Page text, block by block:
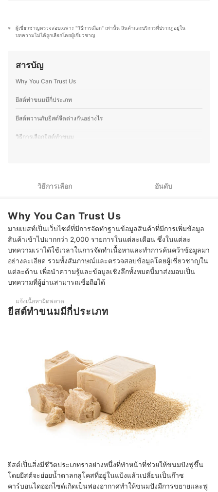
Biscuit จากเปลือกกาแฟ เพื่อลดขยะในอุตสาหกรรมกาแฟ
คุณอุ๊ยจึงมีความเชี่ยวชาญในการผสานศาสตร์ของจุล
ประวัติของ พีรภัทร ศรีทอง (อุ๊ย)
การโรงแรมจากมหาวิทยาลัยเนชั่น ยังส่งเสริมให้คุณพีทเข้าใจ
ศาสตร์ของอาหารและเครื่องดื่ม รวมถึงการสร้างประสบการณ์
อาหาร เบเกอรี่ และการพัฒนาเมนูต่าง ๆ เพื่อให้ผู้ที่สนใจ
ผู้เชี่ยวชาญตรวจสอบเฉพาะ "วิธีการเลือก" เท่านั้น สินค้าและบริการที่ปรากฏอยู่ใน
บทความไม่ได้ถูกเลือกโดยผู้เชี่ยวชาญ
สารบัญ
Why You Can Trust Us
ยีสต์ทำขนมมีกี่ประเภท
ยีสต์หวานกับยีสต์จืดต่างกันอย่างไร
วิธีการเลือกยีสต์ทำขนม
ต้องการรสชาติแบบพรีเมียม
4
เลือกยีสต์ธรรมชาติสำหรับคนที่รักษาสุขภาพหรือมีปัญหาด้านการ
ย่อย
10 ยีสต์ทำขนม ยี่ห้อไหนดี รวมยีสต์จืด ยีสต์หวาน
วิธีการเลือก อันดับ
Why You Can Trust Us
มายเบสท์เป็นเว็บไซต์ที่มีการจัดทำฐานข้อมูลสินค้าที่มีการเพิ่มข้อมูล
สินค้าเข้าไปมากกว่า 2,000 รายการในแต่ละเดือน ซึ่งในแต่ละ
บทความเราได้ใช้เวลาในการจัดทำเนื้อหาและทำการค้นคว้าข้อมูลมา
อย่างละเอียด รวมทั้งสัมภาษณ์และตรวจสอบข้อมูลโดยผู้เชี่ยวชาญใน
แต่ละด้าน เพื่อนำความรู้และข้อมูลเชิงลึกทั้งหมดนี้มาส่งมอบเป็น
บทความที่ผู้อ่านสามารถเชื่อถือได้
แจ้งเนื้อหาผิดพลาด
ยีสต์ทำขนมมีกี่ประเภท
ยีสต์เป็นสิ่งมีชีวิตประเภทราอย่างหนึ่งที่ทำหน้าที่ช่วยให้ขนมปังฟูขึ้น
โดยยีสต์จะย่อยน้ำตาลกลูโคสที่อยู่ในแป้งแล้วเปลี่ยนเป็นก๊าซ
คาร์บอนไดออกไซด์เกิดเป็นฟองอากาศทำให้ขนมปังมีการขยายและฟู